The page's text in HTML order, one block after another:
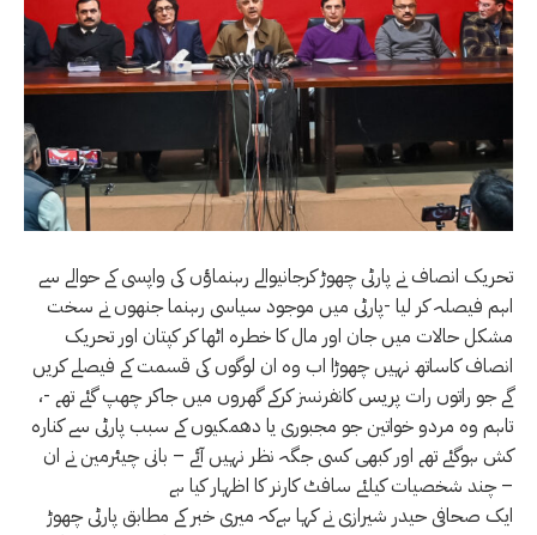
تحریک انصاف نے پارٹی چھوڑ کرجانیوالے رہنماؤں کی واپسی کے حوالے سے
اہم فیصلہ کر لیا -پارٹی میں موجود سیاسی رہنما جنھوں نے سخت
مشکل حالات میں جان اور مال کا خطرہ اٹھا کر کپتان اور تحریک
انصاف کاساتھ نہیں چھوڑا اب وہ ان لوگوں کی قسمت کے فیصلے کریں
گے جو راتوں رات پریس کانفرنسز کرکے گھروں میں جاکر چھپ گئے تھے -،
تاہم وہ مردو خواتین جو مجبوری یا دھمکیوں کے سبب پارٹی سے کنارہ
کش ہوگئے تھے اور کبھی کسی جگہ نظر نہیں آئے – بانی چیئرمین نے ان
چند شخصیات کیلئے سافٹ کارنر کا اظہار کیا ہے –
ایک صحافی حیدر شیرازی نے کہا ہےکہ میری خبر کے مطابق پارٹی چھوڑ